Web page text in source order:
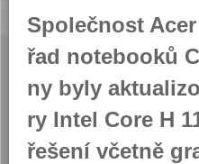
Spo­leč­nost
řad no­te­boo­ků
ny byly
ry Intel Core H
ře­še­ní včet­ně